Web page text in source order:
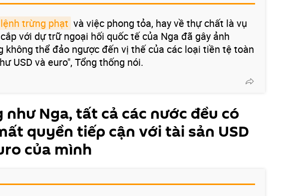
trừng phạt và việc phong tỏa, hay về thự chất là vụ
với dự trữ ngoại hối quốc tế của Nga đã gây ảnh
không thể đảo ngược đến vị thế của các loại tiền tệ toàn
USD và euro", Tổng thống nói.
như Nga, tất cả các nước đều có
quyền tiếp cận với tài sản USD
của mình